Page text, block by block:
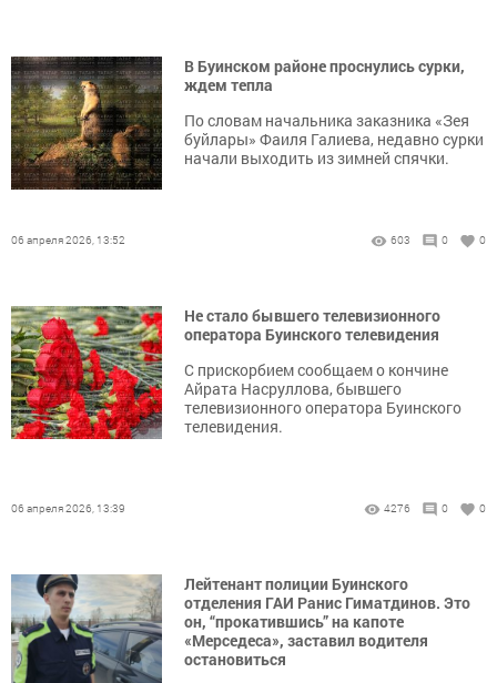
В Буинском районе проснулись сурки,
ждем тепла
По словам начальника заказника «Зея
буйлары» Фаиля Галиева, недавно сурки
начали выходить из зимней спячки.
06 апреля 2026, 13:52 603 0 0
Не стало бывшего телевизионного
оператора Буинского телевидения
С прискорбием сообщаем о кончине
Айрата Насруллова, бывшего
телевизионного оператора Буинского
телевидения.
06 апреля 2026, 13:39 4276 0 0
Лейтенант полиции Буинского
отделения ГАИ Ранис Гиматдинов. Это
он, “прокатившись” на капоте
«Мерседеса», заставил водителя
остановиться